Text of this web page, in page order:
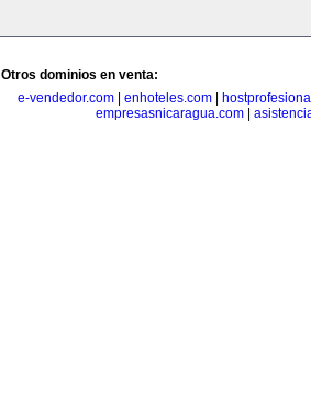
Otros dominios en venta:
e-vendedor.com| enhoteles.com|
empresasnicaragua.com